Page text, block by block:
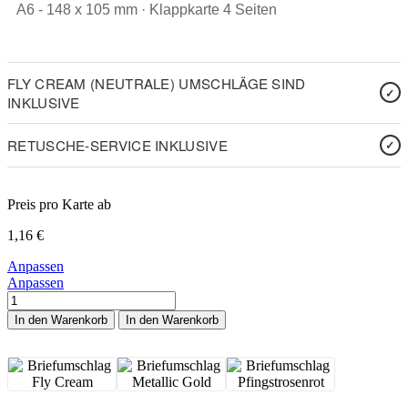
A6 - 148 x 105 mm · Klappkarte 4 Seiten
FLY CREAM (NEUTRALE) UMSCHLÄGE SIND
INKLUSIVE
RETUSCHE-SERVICE INKLUSIVE
Preis pro Karte ab
1,16 €
Anpassen
Anpassen
Coming
home
(rot)
In den Warenkorb In den Warenkorb